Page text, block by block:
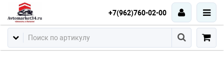
+7(962)760-02-00